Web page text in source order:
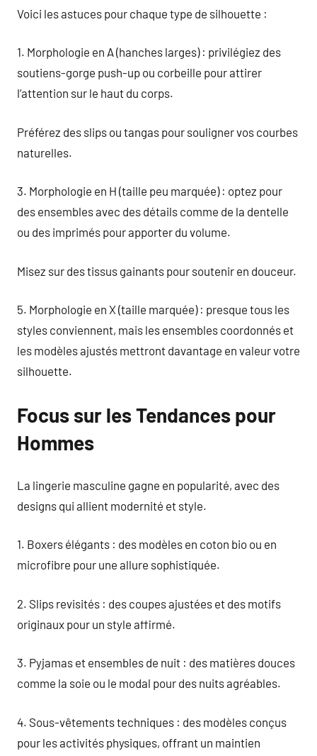
Voici les astuces pour chaque type de silhouette :
1. Morphologie en A (hanches larges) : privilégiez des
soutiens-gorge push-up ou corbeille pour attirer
l’attention sur le haut du corps.
Préférez des slips ou tangas pour souligner vos courbes
naturelles.
3. Morphologie en H (taille peu marquée) : optez pour
des ensembles avec des détails comme de la dentelle
ou des imprimés pour apporter du volume.
Misez sur des tissus gainants pour soutenir en douceur.
5. Morphologie en X (taille marquée) : presque tous les
styles conviennent, mais les ensembles coordonnés et
les modèles ajustés mettront davantage en valeur votre
silhouette.
Focus sur les Tendances pour
Hommes
La lingerie masculine gagne en popularité, avec des
designs qui allient modernité et style.
1. Boxers élégants : des modèles en coton bio ou en
microfibre pour une allure sophistiquée.
2. Slips revisités : des coupes ajustées et des motifs
originaux pour un style affirmé.
3. Pyjamas et ensembles de nuit : des matières douces
comme la soie ou le modal pour des nuits agréables.
4. Sous-vêtements techniques : des modèles conçus
pour les activités physiques, offrant un maintien